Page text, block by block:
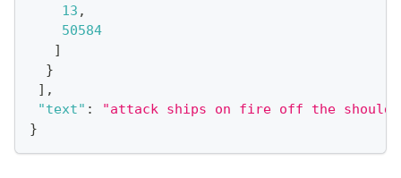
13 ,
50584
]
}
] ,
"text" :
"attack ships on fire off the
}